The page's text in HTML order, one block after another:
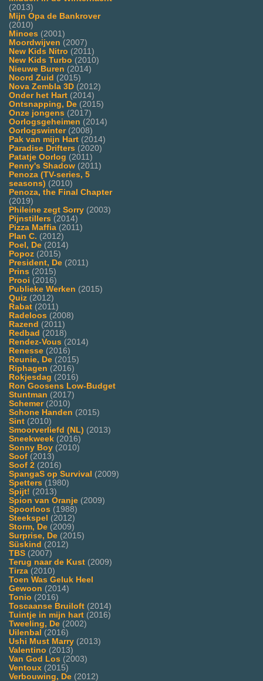
(2013)
Mijn Opa de Bankrover
(2010)
Minoes (2001)
Moordwijven (2007)
New Kids Nitro (2011)
New Kids Turbo (2010)
Nieuwe Buren (2014)
Noord Zuid (2015)
Nova Zembla 3D (2012)
Onder het Hart (2014)
Ontsnapping, De (2015)
Onze jongens (2017)
Oorlogsgeheimen (2014)
Oorlogswinter(2008)
Pak van mijn Hart (2014)
Paradise Drifters (2020)
Patatje Oorlog (2011)
Penny's Shadow (2011)
Penoza (TV-series, 5
seasons) (2010)
Penoza, the Final Chapter
(2019)
Phileine zegt Sorry (2003)
Pijnstillers (2014)
Pizza Maffia (2011)
Plan C. (2012)
Poel, De (2014)
Popoz (2015)
President, De (2011)
Prins (2015)
Prooi (2016)
Publieke Werken (2015)
Quiz (2012)
Rabat (2011)
Radeloos (2008)
Razend (2011)
Redbad (2018)
Rendez-Vous (2014)
Renesse (2016)
Reunie, De (2015)
Riphagen (2016)
Rokjesdag (2016)
Ron Goosens Low-Budget
Stuntman (2017)
Schemer(2010)
Schone Handen (2015)
Sint (2010)
Smoorverliefd (NL) (2013)
Sneekweek (2016)
Sonny Boy (2010)
Soof (2013)
Soof 2 (2016)
SpangaS op Survival (2009)
Spetters (1980)
Spijt! (2013)
Spion van Oranje (2009)
Spoorloos (1988)
Steekspel (2012)
Storm, De (2009)
Surprise, De (2015)
Süskind (2012)
TBS (2007)
Terug naar de Kust (2009)
Tirza (2010)
Toen Was Geluk Heel
Gewoon (2014)
Tonio (2016)
Toscaanse Bruiloft (2014)
Tuintje in mijn hart (2016)
Tweeling, De (2002)
Uilenbal (2016)
Ushi Must Marry (2013)
Valentino (2013)
Van God Los (2003)
Ventoux (2015)
Verbouwing, De (2012)